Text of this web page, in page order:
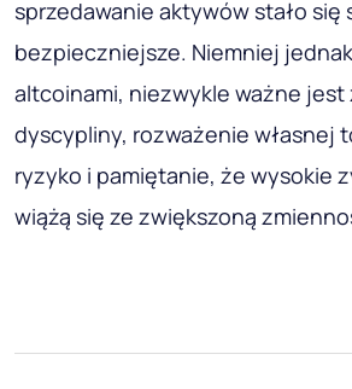
sprzedawanie aktywów stało się
bezpieczniejsze. Niemniej
altcoinami, niezwykle ważne jest
dyscypliny, rozważenie własnej
ryzyko i pamiętanie, że wysokie
wiążą się ze zwiększoną